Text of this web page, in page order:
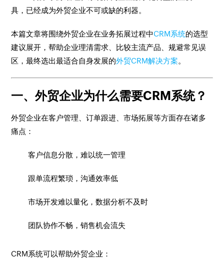
具，已经成为外贸企业不可或缺的利器。
本篇文章将围绕外贸企业在业务拓展过程中CRM系统的选型
建议展开，帮助企业理清需求、比较主流产品、规避常见误
区，最终选出最适合自身发展的外贸CRM解决方案。
一、外贸企业为什么需要CRM系统？
外贸企业在客户管理、订单跟进、市场拓展等方面存在诸多
痛点：
客户信息分散，难以统一管理
跟单流程繁琐，沟通效率低
市场开发难以量化，数据分析不及时
团队协作不畅，销售机会流失
CRM系统可以帮助外贸企业：